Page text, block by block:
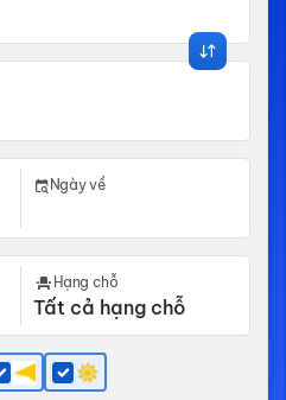
Ngày về
Hạng chỗ